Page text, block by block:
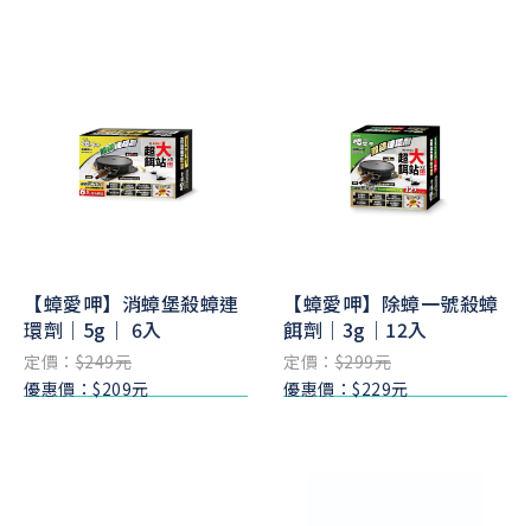
【蟑愛呷】消蟑堡殺蟑連
環劑｜5g｜ 6入
定價：$249元
優惠價：$209元
【蟑愛呷】除蟑一號殺蟑
餌劑｜3g｜12入
定價：$299元
優惠價：$229元